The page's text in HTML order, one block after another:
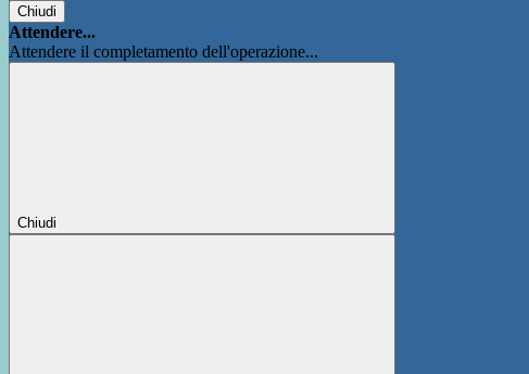
Chiudi
Attendere...
Attendere il completamento dell'operazione...
Chiudi